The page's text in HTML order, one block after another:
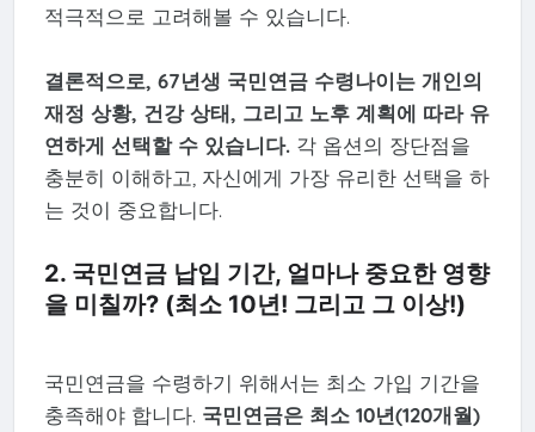
적극적으로 고려해볼 수 있습니다.
결론적으로, 67년생 국민연금 수령나이는 개인의
재정 상황, 건강 상태, 그리고 노후 계획에 따라 유
연하게 선택할 수 있습니다.각 옵션의 장단점을
충분히 이해하고, 자신에게 가장 유리한 선택을 하
는 것이 중요합니다.
2. 국민연금 납입 기간, 얼마나 중요한 영향
을 미칠까? (최소 10년! 그리고 그 이상!)
국민연금을 수령하기 위해서는 최소 가입 기간을
충족해야 합니다. 국민연금은 최소 10년(120개월)